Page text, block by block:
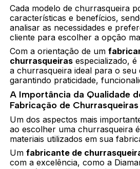
Cada modelo de churrasqueira
características e benefícios,
analisar as necessidades e
cliente para escolher a opção
Com a orientação de um
churrasqueiras especializado,
a churrasqueira ideal para o seu
garantindo praticidade,
A Importância da Qualidade
Fabricação de Churrasqueiras
Um dos aspectos mais
ao escolher uma churrasqueira
materiais utilizados em sua
Umfabricante de
com a excelência, como a